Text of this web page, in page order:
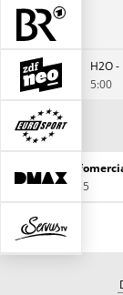
& Co
H2O - Plötzlich Meerjungfrau
5:00
4:55